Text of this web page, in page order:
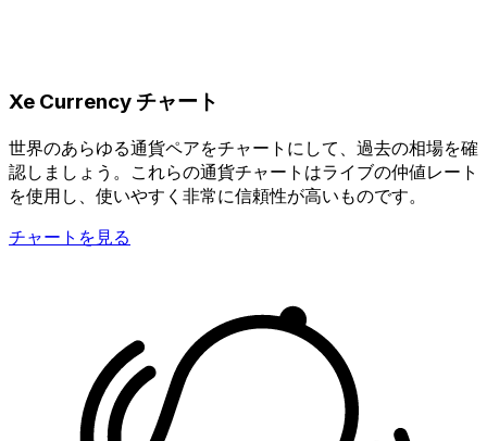
Xe Currency チャート
世界のあらゆる通貨ペアをチャートにして、過去の相場を確
認しましょう。これらの通貨チャートはライブの仲値レート
を使用し、使いやすく非常に信頼性が高いものです。
チャートを見る